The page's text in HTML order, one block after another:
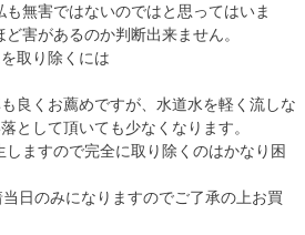
も無害ではないのではと思ってはいま
害があるのか判断出来ません。
取り除くには
良くお薦めですが、水道水を軽く流しな
として頂いても少なくなります。
ますので完全に取り除くのはかなり困
日のみになりますのでご了承の上お買